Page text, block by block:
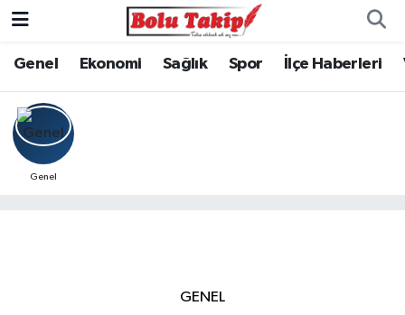
Genel Ekonomi Sağlık Spor İlçe Haberleri
Genel
GENEL